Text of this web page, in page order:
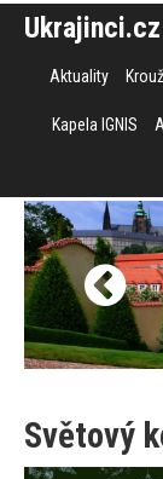
Ukrajinci.cz
Aktuality
Kapela IGNIS
Světový